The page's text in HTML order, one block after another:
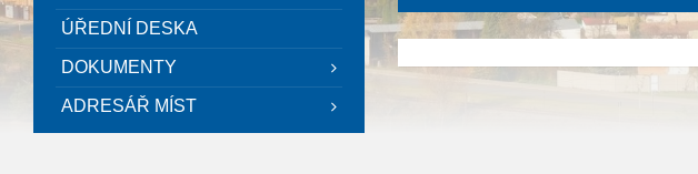
ÚŘEDNÍ DESKA
DOKUMENTY
ADRESÁŘ MÍST